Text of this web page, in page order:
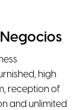
high
reception of
and unlimited